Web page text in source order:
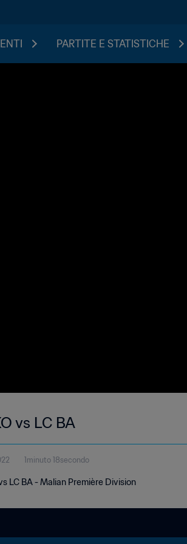
PARTITE E STATISTICHE
vs LC BA
1minuto 18secondo
LC BA - Malian Première Division